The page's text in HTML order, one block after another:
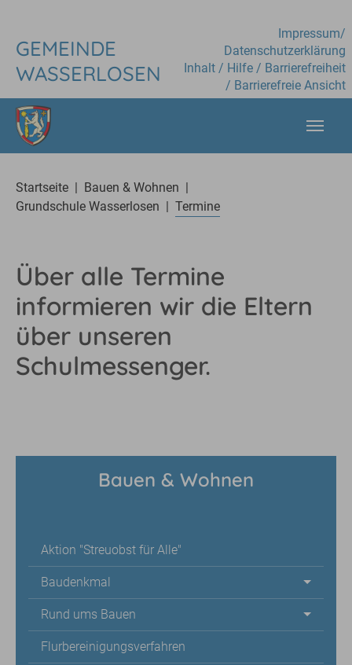
GEMEINDE
WASSERLOSEN
Impressum/
Datenschutzerklärung
Inhalt / Hilfe / Barrierefreiheit
/ Barrierefreie Ansicht
Startseite
Bauen & Wohnen
Grundschule Wasserlosen
Termine
Über alle Termine
informieren wir die Eltern
über unseren
Schulmessenger.
Bauen & Wohnen
Aktion "Streuobst für Alle"
Baudenkmal
Rund ums Bauen
Flurbereinigungsverfahren